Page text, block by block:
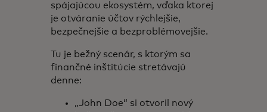
spájajúcou ekosystém, vďaka ktorej
je otváranie účtov rýchlejšie,
bezpečnejšie a bezproblémovejšie.
Tu je bežný scenár, s ktorým sa
finančné inštitúcie stretávajú
denne:
„John Doe“ si otvoril nový